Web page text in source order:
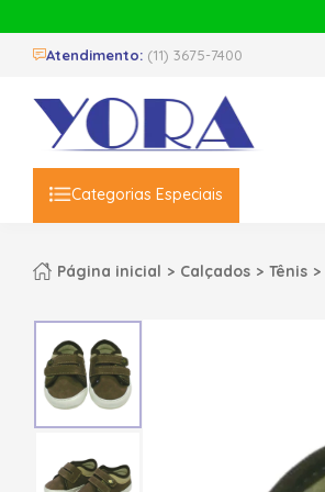
Atendimento: (11) 3675-7400
Categorias Especiais
Página inicial Calçados Tênis